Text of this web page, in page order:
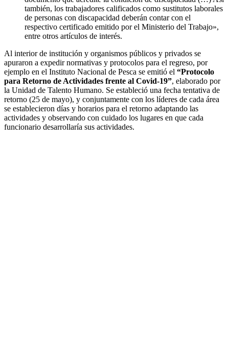
también, los trabajadores calificados como sustitutos laborales
de personas con discapacidad deberán contar con el
respectivo certificado emitido por el Ministerio del Trabajo»,
entre otros artículos de interés.
Al interior de institución y organismos públicos y privados se
apuraron a expedir normativas y protocolos para el regreso, por
ejemplo en el Instituto Nacional de Pesca se emitió el “Protocolo
para Retorno de Actividades frente al Covid-19”, elaborado por
la Unidad de Talento Humano. Se estableció una fecha tentativa de
retorno (25 de mayo), y conjuntamente con los líderes de cada área
se establecieron días y horarios para el retorno adaptando las
actividades y observando con cuidado los lugares en que cada
funcionario desarrollaría sus actividades.